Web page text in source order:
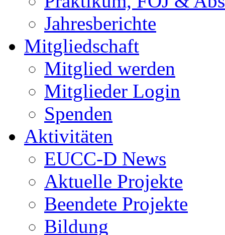
Jahresberichte
Mitgliedschaft
Mitglied werden
Mitglieder Login
Spenden
Aktivitäten
EUCC-D News
Aktuelle Projekte
Beendete Projekte
Bildung